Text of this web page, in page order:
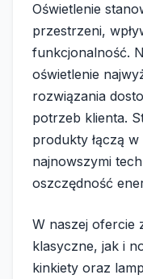
Oświetlenie
przestrzeni,
funkcjonalność.
oświetlenie
rozwiązania
potrzeb klienta.
produkty łączą
najnowszymi
oszczędność
W naszej ofercie
klasyczne, jak i
kinkiety oraz